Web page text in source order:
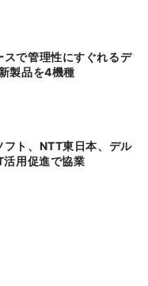
スで管理性にすぐれるデ
製品を4機種
フト、NTT東日本、デル
用促進で協業